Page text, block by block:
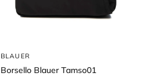
BLAUER
Borsello Blauer Tamso01